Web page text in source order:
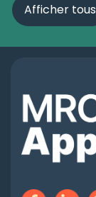
Afficher tous